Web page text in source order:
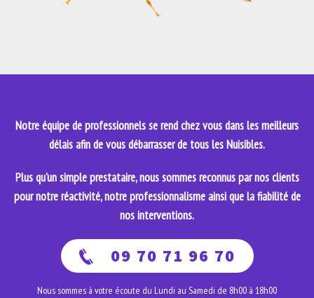
Notre équipe de professionnels se rend chez vous dans les meilleurs
délais afin de vous débarrasser de tous les Nuisibles.
Plus qu'un simple prestataire, nous sommes reconnus par nos clients
pour notre réactivité, notre professionnalisme ainsi que la fiabilité de
nos interventions.
09 70 71 96 70
Nous sommes à votre écoute du Lundi au Samedi de 8h00 à 18h00